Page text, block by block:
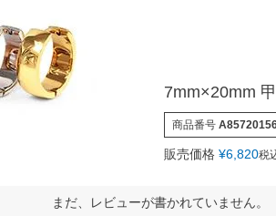
7mm×20mm
商品番号
販売価格 ¥6,820税
まだ、レビューが書かれていません。